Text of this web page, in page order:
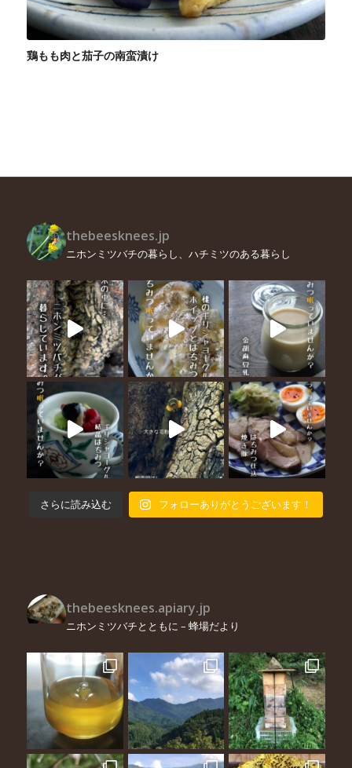
鶏もも肉と茄子の南蛮漬け
thebeesknees.jp
ニホンミツバチの暮らし、ハチミツのある暮らし
さらに読み込む フォローありがとうございます！
thebeesknees.apiary.jp
ニホンミツバチとともに – 蜂場だより